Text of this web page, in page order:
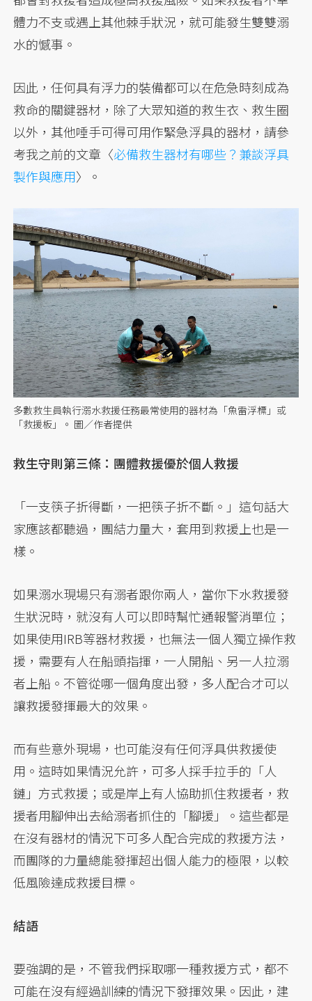
體力不支或遇上其他棘手狀況，就可能發生雙雙溺
水的憾事。
因此，任何具有浮力的裝備都可以在危急時刻成為
救命的關鍵器材，除了大眾知道的救生衣、救生圈
以外，其他唾手可得可用作緊急浮具的器材，請參
考我之前的文章〈必備救生器材有哪些？兼談浮具
製作與應用〉。
多數救生員執行溺水救援任務最常使用的器材為「魚雷浮標」或
「救援板」。 圖／作者提供
救生守則第三條：團體救援優於個人救援
「一支筷子折得斷，一把筷子折不斷。」這句話大
家應該都聽過，團結力量大，套用到救援上也是一
樣。
如果溺水現場只有溺者跟你兩人，當你下水救援發
生狀況時，就沒有人可以即時幫忙通報警消單位；
如果使用IRB等器材救援，也無法一個人獨立操作救
援，需要有人在船頭指揮，一人開船、另一人拉溺
者上船。不管從哪一個角度出發，多人配合才可以
讓救援發揮最大的效果。
而有些意外現場，也可能沒有任何浮具供救援使
用。這時如果情況允許，可多人採手拉手的「人
鏈」方式救援；或是岸上有人協助抓住救援者，救
援者用腳伸出去給溺者抓住的「腳援」。這些都是
在沒有器材的情況下可多人配合完成的救援方法，
而團隊的力量總能發揮超出個人能力的極限，以較
低風險達成救援目標。
結語
要強調的是，不管我們採取哪一種救援方式，都不
可能在沒有經過訓練的情況下發揮效果。因此，建